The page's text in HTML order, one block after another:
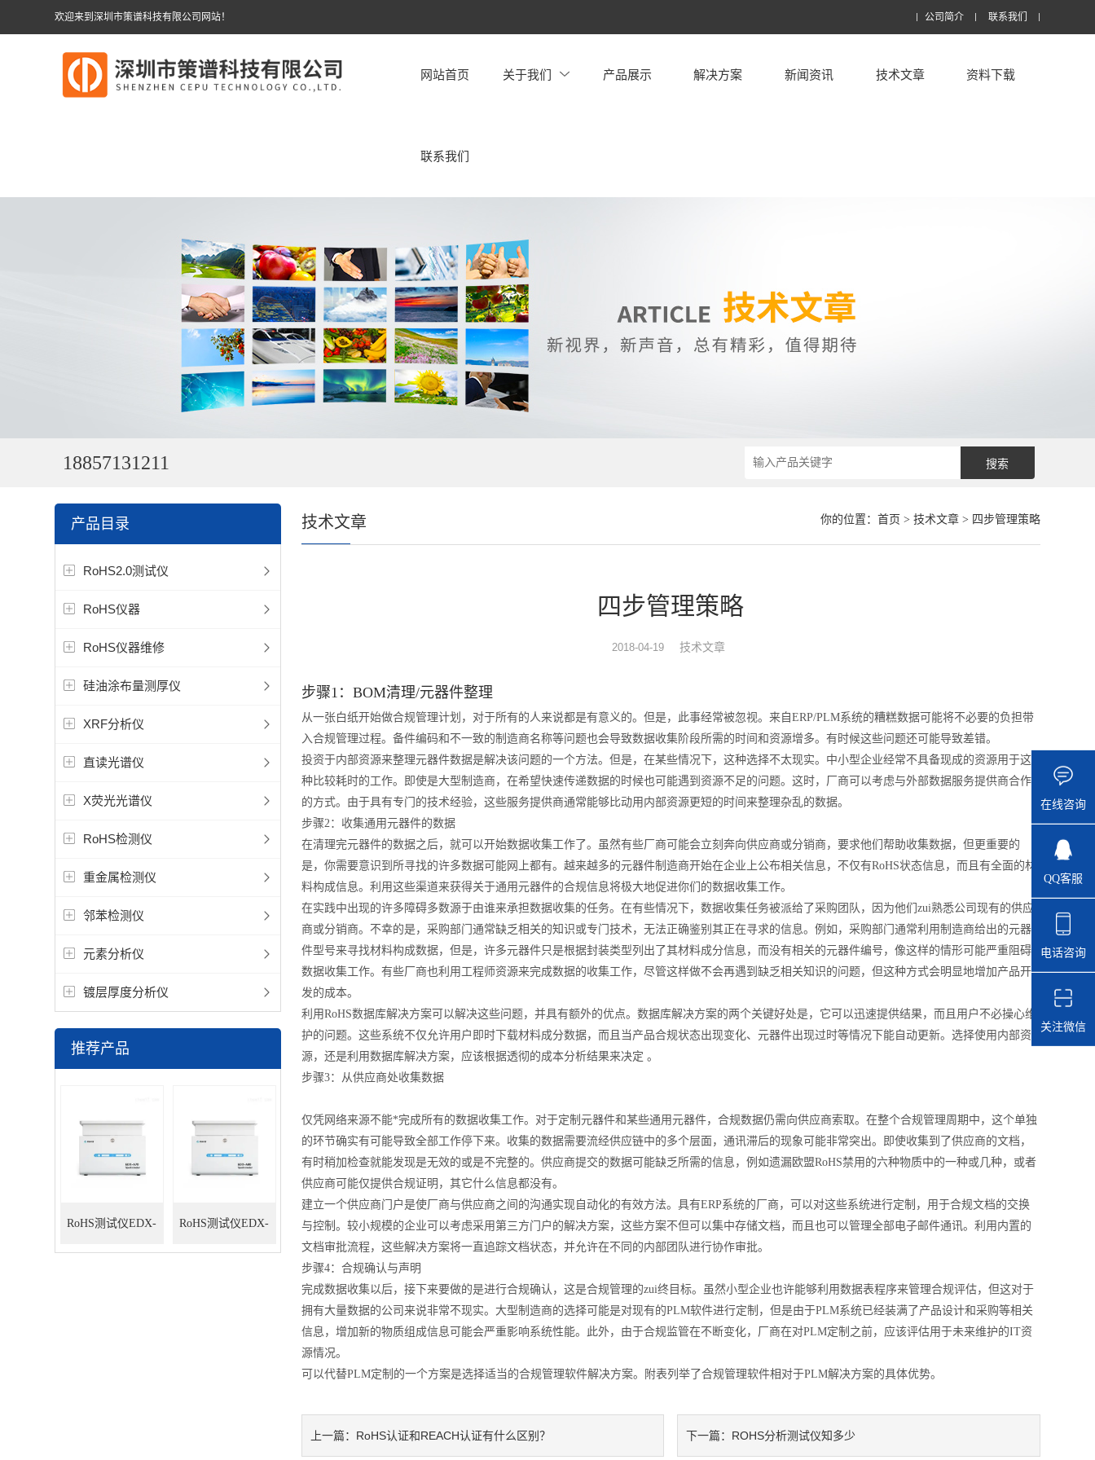
欢迎来到深圳市策谱科技有限公司网站！ 公司简介 联系我们
网站首页 关于我们 产品展示 解决方案 新闻资讯 技术文章 资料下载
联系我们
18857131211
产品目录
RoHS2.0测试仪
RoHS仪器
RoHS仪器维修
硅油涂布量测厚仪
XRF分析仪
直读光谱仪
X荧光光谱仪
RoHS检测仪
重金属检测仪
邻苯检测仪
元素分析仪
镀层厚度分析仪
推荐产品
RoHS测试仪EDX- RoHS测试仪EDX-
你的位置： 首页 > 技术文章> 四步管理策略
技术文章
四步管理策略
2018-04-19 技术文章
步骤1：BOM清理/元器件整理
从一张白纸开始做合规管理计划，对于所有的人来说都是有意义的。但是，此事经常被忽视。来自ERP/PLM系统的糟糕数据可能将不必要的负担带
入合规管理过程。备件编码和不一致的制造商名称等问题也会导致数据收集阶段所需的时间和资源增多。有时候这些问题还可能导致差错。
投资于内部资源来整理元器件数据是解决该问题的一个方法。但是，在某些情况下，这种选择不太现实。中小型企业经常不具备现成的资源用于这
种比较耗时的工作。即使是大型制造商，在希望快速传递数据的时候也可能遇到资源不足的问题。这时，厂商可以考虑与外部数据服务提供商合作
的方式。由于具有专门的技术经验，这些服务提供商通常能够比动用内部资源更短的时间来整理杂乱的数据。
步骤2：收集通用元器件的数据
在清理完元器件的数据之后，就可以开始数据收集工作了。虽然有些厂商可能会立刻奔向供应商或分销商，要求他们帮助收集数据，但更重要的
是，你需要意识到所寻找的许多数据可能网上都有。越来越多的元器件制造商开始在企业上公布相关信息，不仅有RoHS状态信息，而且有全面的材
料构成信息。利用这些渠道来获得关于通用元器件的合规信息将极大地促进你们的数据收集工作。
在实践中出现的许多障碍多数源于由谁来承担数据收集的任务。在有些情况下，数据收集任务被派给了采购团队，因为他们zui熟悉公司现有的供应
商或分销商。不幸的是，采购部门通常缺乏相关的知识或专门技术，无法正确鉴别其正在寻求的信息。例如，采购部门通常利用制造商给出的元器
件型号来寻找材料构成数据，但是，许多元器件只是根据封装类型列出了其材料成分信息，而没有相关的元器件编号，像这样的情形可能严重阻碍
数据收集工作。有些厂商也利用工程师资源来完成数据的收集工作，尽管这样做不会再遇到缺乏相关知识的问题，但这种方式会明显地增加产品开
发的成本。
利用RoHS数据库解决方案可以解决这些问题，并具有额外的优点。数据库解决方案的两个关键好处是，它可以迅速提供结果，而且用户不必操心维
护的问题。这些系统不仅允许用户即时下载材料成分数据，而且当产品合规状态出现变化、元器件出现过时等情况下能自动更新。选择使用内部资
源，还是利用数据库解决方案，应该根据透彻的成本分析结果来决定 。
步骤3：从供应商处收集数据
仅凭网络来源不能*完成所有的数据收集工作。对于定制元器件和某些通用元器件，合规数据仍需向供应商索取。在整个合规管理周期中，这个单独
的环节确实有可能导致全部工作停下来。收集的数据需要流经供应链中的多个层面，通讯滞后的现象可能非常突出。即使收集到了供应商的文档，
有时稍加检查就能发现是无效的或是不完整的。供应商提交的数据可能缺乏所需的信息，例如遗漏欧盟RoHS禁用的六种物质中的一种或几种，或者
供应商可能仅提供合规证明，其它什么信息都没有。
建立一个供应商门户是使厂商与供应商之间的沟通实现自动化的有效方法。具有ERP系统的厂商，可以对这些系统进行定制，用于合规文档的交换
与控制。较小规模的企业可以考虑采用第三方门户的解决方案，这些方案不但可以集中存储文档，而且也可以管理全部电子邮件通讯。利用内置的
文档审批流程，这些解决方案将一直追踪文档状态，并允许在不同的内部团队进行协作审批。
步骤4：合规确认与声明
完成数据收集以后，接下来要做的是进行合规确认，这是合规管理的zui终目标。虽然小型企业也许能够利用数据表程序来管理合规评估，但这对于
拥有大量数据的公司来说非常不现实。大型制造商的选择可能是对现有的PLM软件进行定制，但是由于PLM系统已经装满了产品设计和采购等相关
信息，增加新的物质组成信息可能会严重影响系统性能。此外，由于合规监管在不断变化，厂商在对PLM定制之前，应该评估用于未来维护的IT资
源情况。
可以代替PLM定制的一个方案是选择适当的合规管理软件解决方案。附表列举了合规管理软件相对于PLM解决方案的具体优势。
上一篇： RoHS认证和REACH认证有什么区别？ 下一篇： ROHS分析测试仪知多少
在线咨询
QQ客服
电话咨询
关注微信